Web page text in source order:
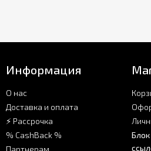
Информация
О нас
Доставка и оплата
⚡ Рассрочка
% CashBack %
Партнерам